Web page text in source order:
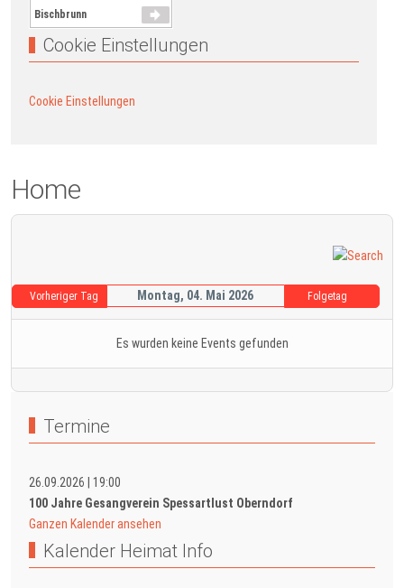
Bischbrunn
Cookie Einstellungen
Cookie Einstellungen
Home
Vorheriger Tag Montag, 04. Mai 2026 Folgetag
Es wurden keine Events gefunden
Termine
26.09.2026
19:00
100 Jahre Gesangverein Spessartlust Oberndorf
Ganzen Kalender ansehen
Kalender Heimat Info